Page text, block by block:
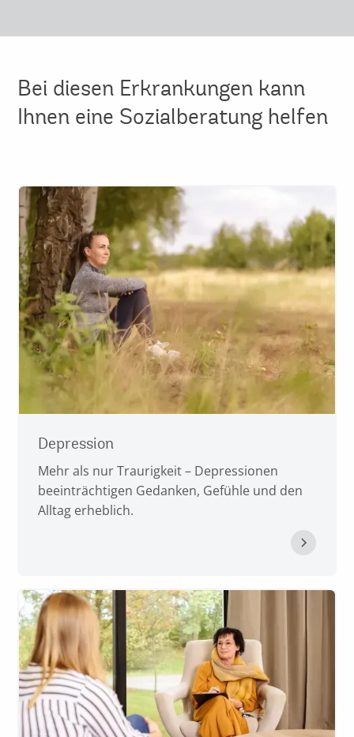
Bei diesen Erkrankungen kann
Ihnen eine Sozialberatung helfen
Depression
Mehr als nur Traurigkeit – Depressionen
beeinträchtigen Gedanken, Gefühle und den
Alltag erheblich.